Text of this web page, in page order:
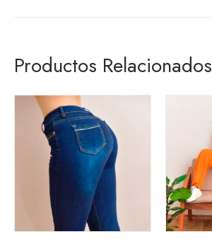
Productos Relacionados